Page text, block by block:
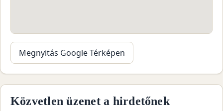
Megnyitás Google Térképen
Közvetlen üzenet a hirdetőnek